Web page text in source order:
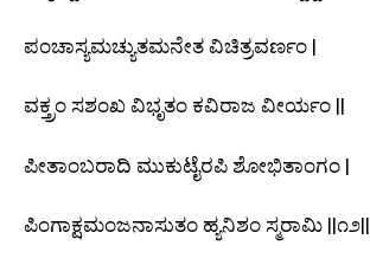
ಪಂಚಾಸ್ಯಮಚ್ಯುತಮನೇತ ವಿಚಿತ್ರವರ್ಣಂ |
ವಕ್ತ್ರಂ ಸಶಂಖ ವಿಭೃತಂ ಕವಿರಾಜ ವೀರ್ಯಂ ||
ಪೀತಾಂಬರಾದಿ ಮುಕುಟೈರಪಿ ಶೋಭಿತಾಂಗಂ |
ಪಿಂಗಾಕ್ಷಮಂಜನಾಸುತಂ ಹ್ಯನಿಶಂ ಸ್ಮರಾಮಿ ||೧೨||